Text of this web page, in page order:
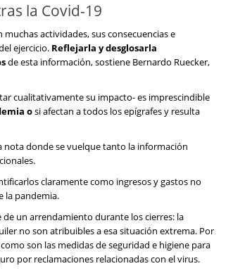
la Covid-19
actividades, sus consecuencias e
ejercicio. Reflejarla y desglosarla
de esta información, sostiene Bernardo Ruecker,
cualitativamente su impacto- es imprescindible
osi afectan a todos los epígrafes y resulta
nota donde se vuelque tanto la información
claramente como ingresos y gastos no
la pandemia.
de un arrendamiento durante los cierres: la
no son atribuibles a esa situación extrema. Por
son las medidas de seguridad e higiene para
por reclamaciones relacionadas con el virus.